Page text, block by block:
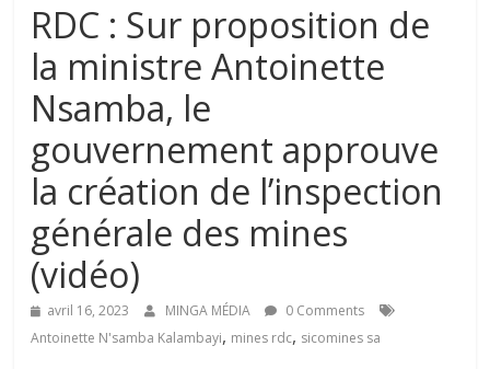
RDC : Sur proposition de
la ministre Antoinette
Nsamba, le
gouvernement approuve
la création de l’inspection
générale des mines
(vidéo)
avril 16, 2023 MINGA MÉDIA
0 Comments
Antoinette N'samba Kalambayi, mines rdc, sicomines sa